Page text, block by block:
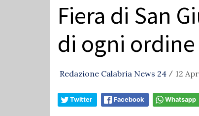
Fiera di San
di ogni ordine
Redazione Calabria News 24 / 12
Twitter Facebook Whatsapp